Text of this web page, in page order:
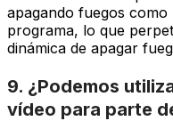
apagando fuegos
programa, lo que
dinámica de apagar
9. ¿Podemos
vídeo para parte